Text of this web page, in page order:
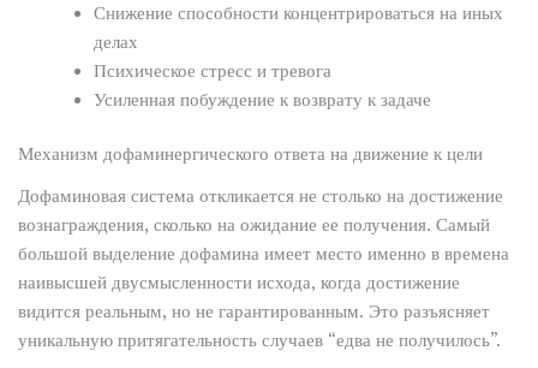
Снижение способности концентрироваться на иных
делах
Психическое стресс и тревога
Усиленная побуждение к возврату к задаче
Механизм дофаминергического ответа на движение к цели
Дофаминовая система откликается не столько на достижение
вознаграждения, сколько на ожидание ее получения. Самый
большой выделение дофамина имеет место именно в времена
наивысшей двусмысленности исхода, когда достижение
видится реальным, но не гарантированным. Это разъясняет
уникальную притягательность случаев “едва не получилось”.